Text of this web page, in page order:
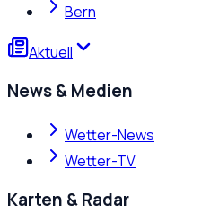
Bern
Aktuell
News & Medien
Wetter-News
Wetter-TV
Karten & Radar